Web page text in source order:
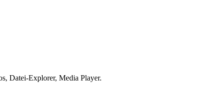
Datei-Explorer, Media Player.